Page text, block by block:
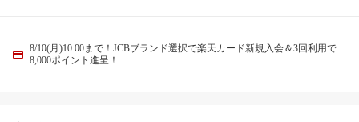
8/10(月)10:00まで！JCBブランド選択で楽天カード新規入会＆3回利用で
8,000ポイント進呈！